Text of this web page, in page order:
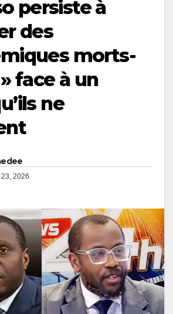
persiste à
des
morts-
face à un
ne
23, 2026